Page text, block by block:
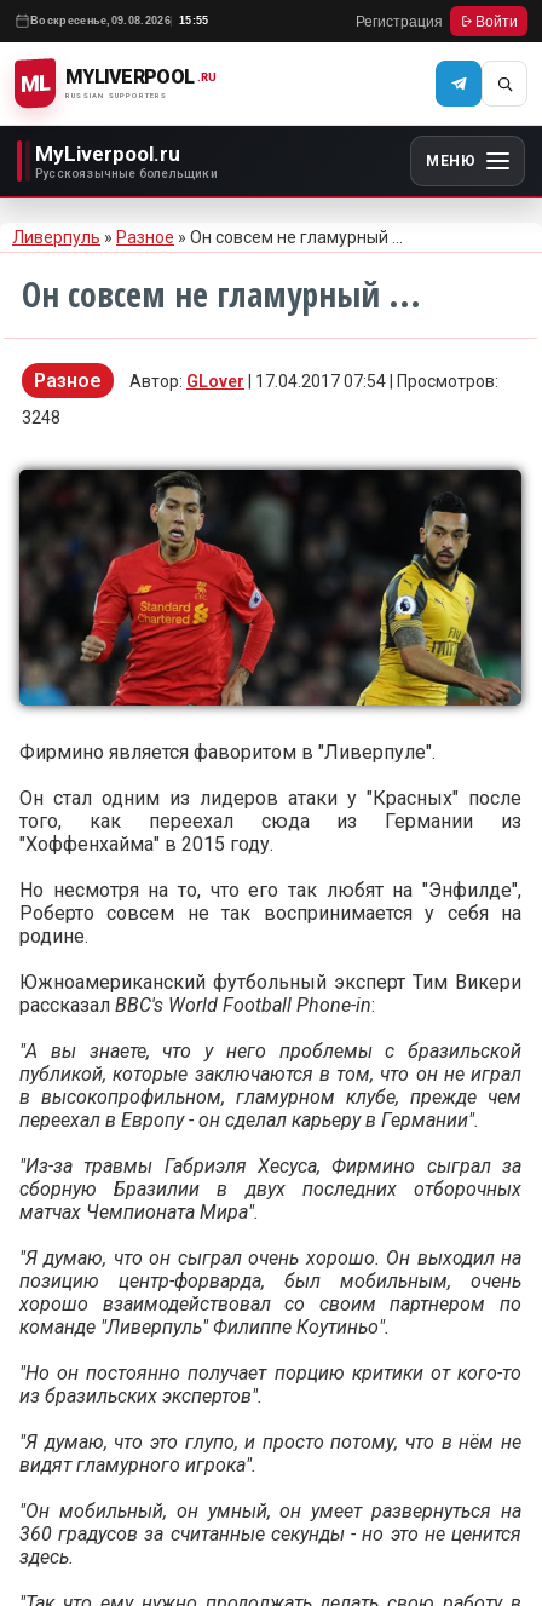
Воскресенье, 09.08.2026 15:55 Регистрация Войти
ML MYLIVERPOOL
RUSSIAN SUPPORTERS
.RU
MyLiverpool.ru
Русскоязычные болельщики
МЕНЮ
Ливерпуль » Разное » Он совсем не гламурный ...
Он совсем не гламурный ...
Разное Автор: GLover | 17.04.2017 07:54 | Просмотров:
3248
Фирмино является фаворитом в "Ливерпуле".
Он стал одним из лидеров атаки у "Красных" после
того, как переехал сюда из Германии из
"Хоффенхайма" в 2015 году.
Но несмотря на то, что его так любят на "Энфилде",
Роберто совсем не так воспринимается у себя на
родине.
Южноамериканский футбольный эксперт Тим Викери
рассказал BBC's World Football Phone-in:
"А вы знаете, что у него проблемы с бразильской
публикой, которые заключаются в том, что он не играл
в высокопрофильном, гламурном клубе, прежде чем
переехал в Европу - он сделал карьеру в Германии".
"Из-за травмы Габриэля Хесуса, Фирмино сыграл за
сборную Бразилии в двух последних отборочных
матчах Чемпионата Мира".
"Я думаю, что он сыграл очень хорошо. Он выходил на
позицию центр-форварда, был мобильным, очень
хорошо взаимодействовал со своим партнером по
команде "Ливерпуль" Филиппе Коутиньо".
"Но он постоянно получает порцию критики от кого-то
из бразильских экспертов".
"Я думаю, что это глупо, и просто потому, что в нём не
видят гламурного игрока".
"Он мобильный, он умный, он умеет развернуться на
360 градусов за считанные секунды - но это не ценится
здесь.